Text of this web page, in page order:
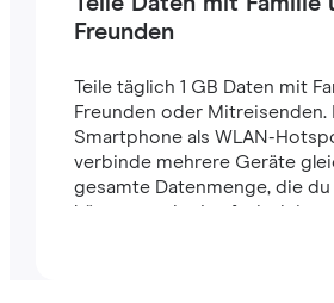
Freunden
Teile täglich 1 GB Daten mit
Freunden oder Mitreisenden.
Smartphone als WLAN-
verbinde mehrere Geräte
gesamte Datenmenge, die du
hängt von der Laufzeit